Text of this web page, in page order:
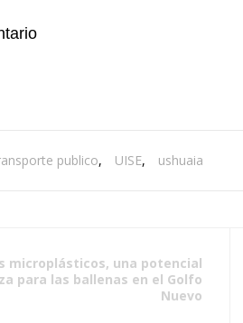
publico, UISE, ushuaia
microplásticos, una potencial
para las ballenas en el Golfo
Nuevo